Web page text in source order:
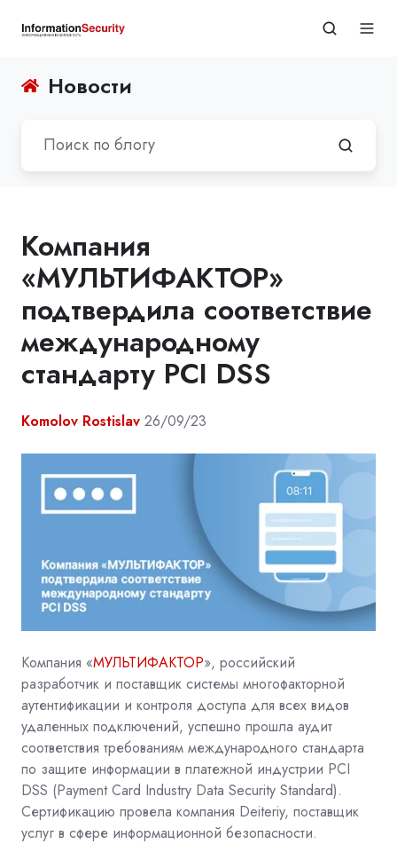
Новости
Компания
«МУЛЬТИФАКТОР»
подтвердила соответствие
международному
стандарту PCI DSS
Komolov Rostislav 26/09/23
Компания «МУЛЬТИФАКТОР», российский
разработчик и поставщик системы многофакторной
аутентификации и контроля доступа для всех видов
удаленных подключений, успешно прошла аудит
соответствия требованиям международного стандарта
по защите информации в платежной индустрии PCI
DSS (Payment Card Industry Data Security Standard).
Сертификацию провела компания Deiteriy, поставщик
услуг в сфере информационной безопасности.